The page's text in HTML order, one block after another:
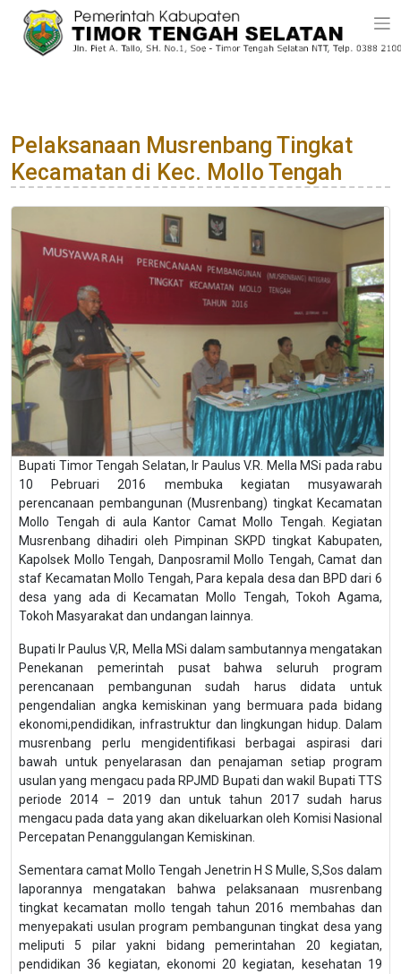
Pelaksanaan Musrenbang Tingkat
Kecamatan di Kec. Mollo Tengah
Bupati Timor Tengah Selatan, Ir Paulus V.R. Mella MSi pada rabu
10 Pebruari 2016 membuka kegiatan musyawarah
perencanaan pembangunan (Musrenbang) tingkat Kecamatan
Mollo Tengah di aula Kantor Camat Mollo Tengah. Kegiatan
Musrenbang dihadiri oleh Pimpinan SKPD tingkat Kabupaten,
Kapolsek Mollo Tengah, Danposramil Mollo Tengah, Camat dan
staf Kecamatan Mollo Tengah, Para kepala desa dan BPD dari 6
desa yang ada di Kecamatan Mollo Tengah, Tokoh Agama,
Tokoh Masyarakat dan undangan lainnya.
Bupati Ir Paulus V,R, Mella MSi dalam sambutannya mengatakan
Penekanan pemerintah pusat bahwa seluruh program
perencanaan pembangunan sudah harus didata untuk
pengendalian angka kemiskinan yang bermuara pada bidang
ekonomi,pendidikan, infrastruktur dan lingkungan hidup. Dalam
musrenbang perlu mengidentifikasi berbagai aspirasi dari
bawah untuk penyelarasan dan penajaman setiap program
usulan yang mengacu pada RPJMD Bupati dan wakil Bupati TTS
periode 2014 – 2019 dan untuk tahun 2017 sudah harus
mengacu pada data yang akan dikeluarkan oleh Komisi Nasional
Percepatan Penanggulangan Kemiskinan.
Sementara camat Mollo Tengah Jenetrin H S Mulle, S,Sos dalam
laporannya mengatakan bahwa pelaksanaan musrenbang
tingkat kecamatan mollo tengah tahun 2016 membahas dan
menyepakati usulan program pembangunan tingkat desa yang
meliputi 5 pilar yakni bidang pemerintahan 20 kegiatan,
pendidikan 36 kegiatan, ekonomi 20 kegiatan, kesehatan 19